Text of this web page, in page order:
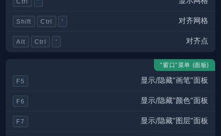
Shift Ctrl ' 对齐网格
Alt Ctrl ' 对齐点
“窗口”菜单 (面板)
F5 显示/隐藏“画笔”面板
F6 显示/隐藏“颜色”面板
F7 显示/隐藏“图层”面板